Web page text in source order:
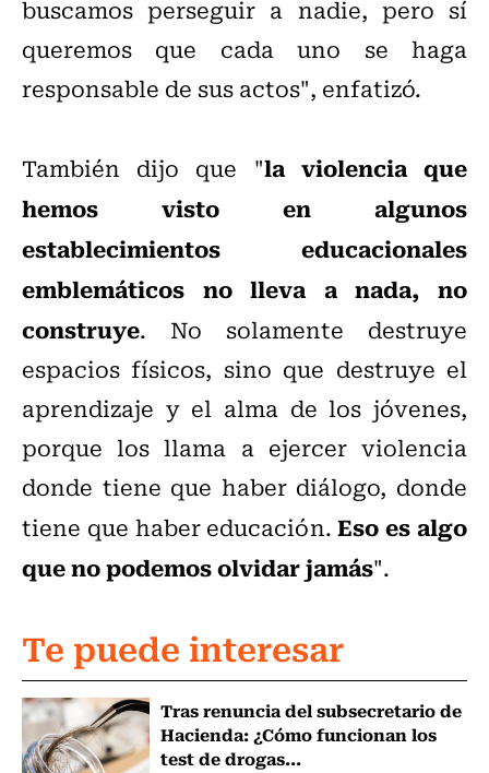
buscamos perseguir a nadie, pero sí
queremos que cada uno se haga
responsable de sus actos", enfatizó.
También dijo que "la violencia que
hemos visto en algunos
establecimientos educacionales
emblemáticos no lleva a nada, no
construye. No solamente destruye
espacios físicos, sino que destruye el
aprendizaje y el alma de los jóvenes,
porque los llama a ejercer violencia
donde tiene que haber diálogo, donde
tiene que haber educación.Eso es algo
que no podemos olvidar jamás".
Te puede interesar
Tras renuncia del subsecretario de
Hacienda: ¿Cómo funcionan los
test de drogas...